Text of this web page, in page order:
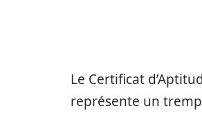
Le Certificat
représente un